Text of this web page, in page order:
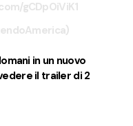
gCDpOiViK1
in un nuovo
il trailer di 2